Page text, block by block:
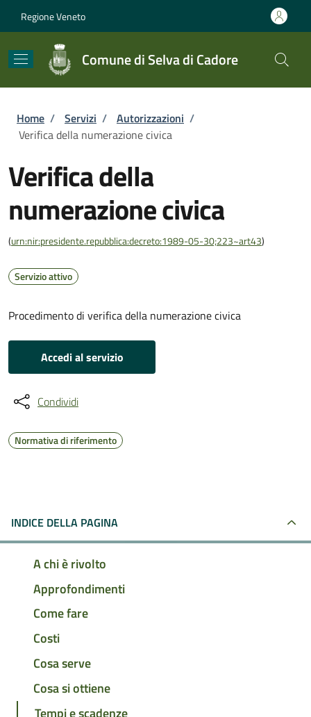
Regione Veneto
Comune di Selva di Cadore
Briciole di pane
Home / Servizi / Autorizzazioni /
Verifica della numerazione civica
Verifica della
numerazione civica
(urn:nir:presidente.repubblica:decreto:1989-05-30;223~art43)
Servizio attivo
Procedimento di verifica della numerazione civica
Accedi al servizio
Condividi
Normativa di riferimento
INDICE DELLA PAGINA
A chi è rivolto
Approfondimenti
Come fare
Costi
Cosa serve
Cosa si ottiene
Tempi e scadenze